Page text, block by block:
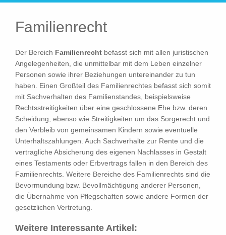
Familienrecht
Der Bereich Familienrecht befasst sich mit allen juristischen
Angelegenheiten, die unmittelbar mit dem Leben einzelner
Personen sowie ihrer Beziehungen untereinander zu tun
haben. Einen Großteil des Familienrechtes befasst sich somit
mit Sachverhalten des Familienstandes, beispielsweise
Rechtsstreitigkeiten über eine geschlossene Ehe bzw. deren
Scheidung, ebenso wie Streitigkeiten um das Sorgerecht und
den Verbleib von gemeinsamen Kindern sowie eventuelle
Unterhaltszahlungen. Auch Sachverhalte zur Rente und die
vertragliche Absicherung des eigenen Nachlasses in Gestalt
eines Testaments oder Erbvertrags fallen in den Bereich des
Familienrechts. Weitere Bereiche des Familienrechts sind die
Bevormundung bzw. Bevollmächtigung anderer Personen,
die Übernahme von Pflegschaften sowie andere Formen der
gesetzlichen Vertretung.
Weitere Interessante Artikel: